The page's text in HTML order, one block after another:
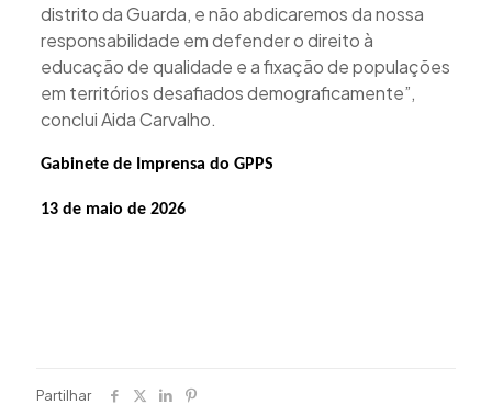
distrito da Guarda, e não abdicaremos da nossa
responsabilidade em defender o direito à
educação de qualidade e a fixação de populações
em territórios desafiados demograficamente”,
conclui Aida Carvalho.
Gabinete de Imprensa do GPPS
13de maio de 2026
Partilhar